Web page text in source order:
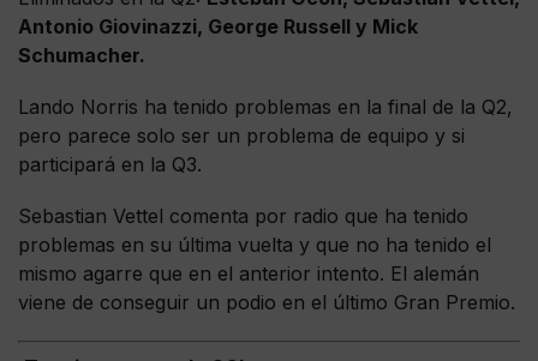
Antonio Giovinazzi, George Russell y Mick
Schumacher.
Lando Norris ha tenido problemas en la final de la Q2,
pero parece solo ser un problema de equipo y si
participará en la Q3.
Sebastian Vettel comenta por radio que ha tenido
problemas en su última vuelta y que no ha tenido el
mismo agarre que en el anterior intento. El alemán
viene de conseguir un podio en el último Gran Premio.